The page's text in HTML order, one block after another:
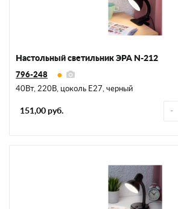
Настольный светильник ЭРА N-212
796-248
40Вт, 220В, цоколь E27, черный
151,00 руб.